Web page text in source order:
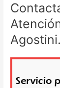
Agostini.